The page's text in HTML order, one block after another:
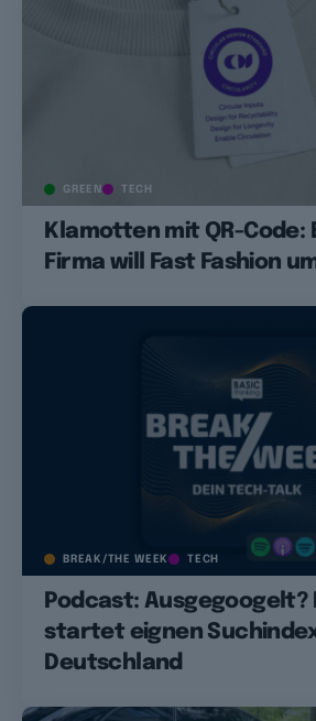
GREEN TECH
Klamotten mit QR-Code:
Firma will Fast Fashion
BREAK/THE WEEK TECH
Podcast: Ausgegoogelt?
startet eignen
Deutschland